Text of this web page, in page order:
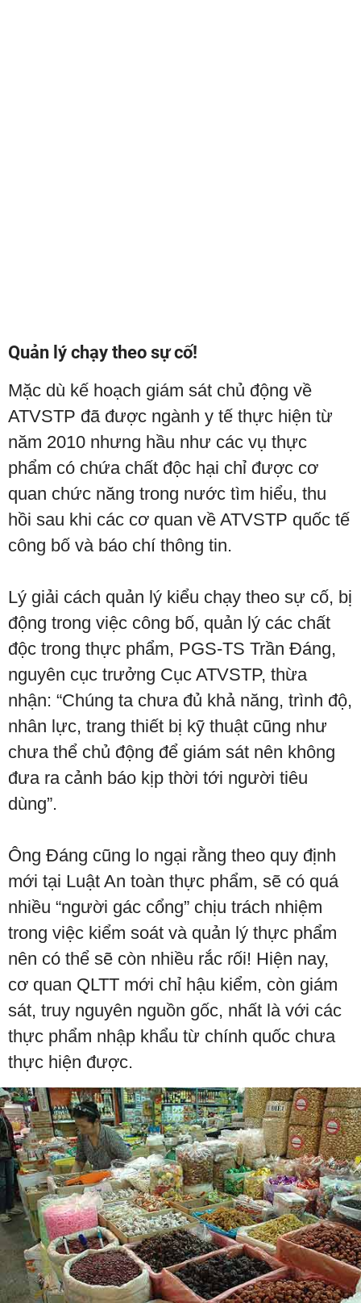
Quản lý chạy theo sự cố!
Mặc dù kế hoạch giám sát chủ động về
ATVSTP đã được ngành y tế thực hiện từ
năm 2010 nhưng hầu như các vụ thực
phẩm có chứa chất độc hại chỉ được cơ
quan chức năng trong nước tìm hiểu, thu
hồi sau khi các cơ quan về ATVSTP quốc tế
công bố và báo chí thông tin.
Lý giải cách quản lý kiểu chạy theo sự cố, bị
động trong việc công bố, quản lý các chất
độc trong thực phẩm, PGS-TS Trần Đáng,
nguyên cục trưởng Cục ATVSTP, thừa
nhận: “Chúng ta chưa đủ khả năng, trình độ,
nhân lực, trang thiết bị kỹ thuật cũng như
chưa thể chủ động để giám sát nên không
đưa ra cảnh báo kịp thời tới người tiêu
dùng”.
Ông Đáng cũng lo ngại rằng theo quy định
mới tại Luật An toàn thực phẩm, sẽ có quá
nhiều “người gác cổng” chịu trách nhiệm
trong việc kiểm soát và quản lý thực phẩm
nên có thể sẽ còn nhiều rắc rối! Hiện nay,
cơ quan QLTT mới chỉ hậu kiểm, còn giám
sát, truy nguyên nguồn gốc, nhất là với các
thực phẩm nhập khẩu từ chính quốc chưa
thực hiện được.